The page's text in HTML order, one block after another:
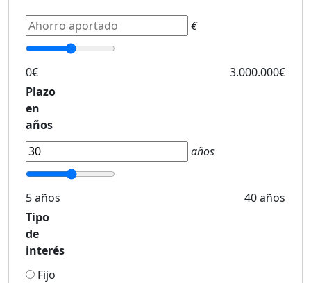
€
0€
3.000.000€
Plazo
en
años
años
5 años
40 años
Tipo
de
interés
Fijo